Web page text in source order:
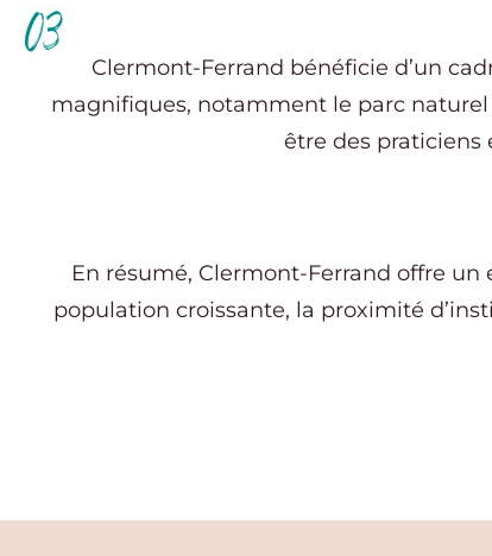
03
Clermont-Ferrand bénéficie d’un
magnifiques, notamment le parc
être des praticiens
En résumé, Clermont-Ferrand offre
population croissante, la proximité